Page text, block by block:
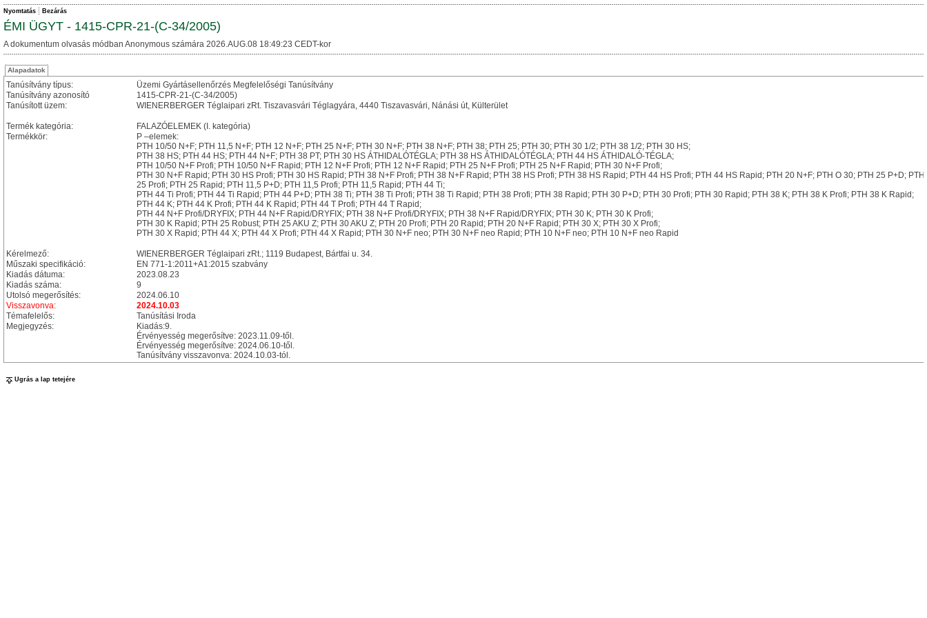
Nyomtatás Bezárás
ÉMI ÜGYT - 1415-CPR-21-(C-34/2005)
A dokumentum olvasás módban Anonymous számára 2026.AUG.08 18:49:23 CEDT-kor
Alapadatok
Tanúsítvány típus:
Üzemi Gyártásellenőrzés Megfelelőségi Tanúsítvány
Tanúsítvány azonosító
1415-CPR-21-(C-34/2005)
Tanúsított üzem:
WIENERBERGER Téglaipari zRt. Tiszavasvári Téglagyára, 4440 Tiszavasvári, Nánási út, Külterület
Termék kategória:
FALAZÓELEMEK (I. kategória)
Termékkör:
P –elemek:
PTH 10/50 N+F; PTH 11,5 N+F; PTH 12 N+F; PTH 25 N+F; PTH 30 N+F; PTH 38 N+F; PTH 38; PTH 25; PTH 30; PTH 30 1/2; PTH 38 1/2; PTH 30 HS;
PTH 38 HS; PTH 44 HS; PTH 44 N+F; PTH 38 PT; PTH 30 HS ÁTHIDALÓTÉGLA; PTH 38 HS ÁTHIDALÓTÉGLA; PTH 44 HS ÁTHIDALÓ-TÉGLA;
PTH 10/50 N+F Profi; PTH 10/50 N+F Rapid; PTH 12 N+F Profi; PTH 12 N+F Rapid; PTH 25 N+F Profi; PTH 25 N+F Rapid; PTH 30 N+F Profi;
PTH 30 N+F Rapid; PTH 30 HS Profi; PTH 30 HS Rapid; PTH 38 N+F Profi; PTH 38 N+F Rapid; PTH 38 HS Profi; PTH 38 HS Rapid; PTH 44 HS Profi; PTH 44 HS Rapid; PTH 20 N+F; PTH O 30; PTH 25 P+D; PTH
25 Profi; PTH 25 Rapid; PTH 11,5 P+D; PTH 11,5 Profi; PTH 11,5 Rapid; PTH 44 Ti;
PTH 44 Ti Profi; PTH 44 Ti Rapid; PTH 44 P+D; PTH 38 Ti; PTH 38 Ti Profi; PTH 38 Ti Rapid; PTH 38 Profi; PTH 38 Rapid; PTH 30 P+D; PTH 30 Profi; PTH 30 Rapid; PTH 38 K; PTH 38 K Profi; PTH 38 K Rapid;
PTH 44 K; PTH 44 K Profi; PTH 44 K Rapid; PTH 44 T Profi; PTH 44 T Rapid;
PTH 44 N+F Profi/DRYFIX; PTH 44 N+F Rapid/DRYFIX; PTH 38 N+F Profi/DRYFIX; PTH 38 N+F Rapid/DRYFIX; PTH 30 K; PTH 30 K Profi;
PTH 30 K Rapid; PTH 25 Robust; PTH 25 AKU Z; PTH 30 AKU Z; PTH 20 Profi; PTH 20 Rapid; PTH 20 N+F Rapid; PTH 30 X; PTH 30 X Profi;
PTH 30 X Rapid; PTH 44 X; PTH 44 X Profi; PTH 44 X Rapid; PTH 30 N+F neo; PTH 30 N+F neo Rapid; PTH 10 N+F neo; PTH 10 N+F neo Rapid
Kérelmező:
WIENERBERGER Téglaipari zRt.; 1119 Budapest, Bártfai u. 34.
Műszaki specifikáció:
EN 771-1:2011+A1:2015 szabvány
Kiadás dátuma:
2023.08.23
Kiadás száma:
9
Utolsó megerősítés:
2024.06.10
Visszavonva:
2024.10.03
Témafelelős:
Tanúsítási Iroda
Megjegyzés:
Kiadás:9.
Érvényesség megerősítve: 2023.11.09-től.
Érvényesség megerősítve: 2024.06.10-től.
Tanúsítvány visszavonva: 2024.10.03-tól.
Ugrás a lap tetejére